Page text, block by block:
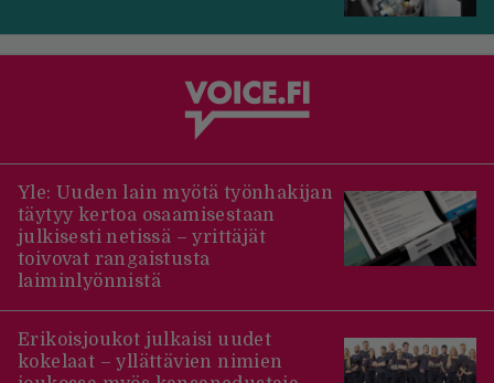
Yle: Uuden lain myötä työnhakijan
täytyy kertoa osaamisestaan
julkisesti netissä – yrittäjät
toivovat rangaistusta
laiminlyönnistä
Erikoisjoukot julkaisi uudet
kokelaat – yllättävien nimien